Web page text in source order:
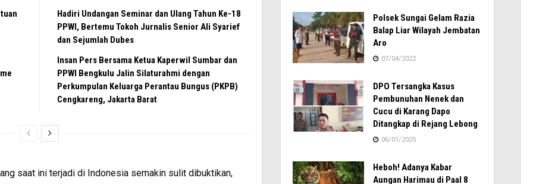
Hadiri Undangan Seminar dan Ulang Tahun Ke-18
PPWI, Bertemu Tokoh Jurnalis Senior Ali Syarief
dan Sejumlah Dubes
Insan Pers Bersama Ketua Kaperwil Sumbar dan
PPWI Bengkulu Jalin Silaturahmi dengan
Perkumpulan Keluarga Perantau Bungus (PKPB)
Cengkareng, Jakarta Barat
saat ini terjadi di Indonesia semakin sulit dibuktikan,
Polsek Sungai Gelam Razia
Balap Liar Wilayah Jembatan
Aro
07/04/2022
DPO Tersangka Kasus
Pembunuhan Nenek dan
Cucu di Karang Dapo
Ditangkap di Rejang Lebong
06/01/2025
Heboh! Adanya Kabar
Aungan Harimau di Paal 8